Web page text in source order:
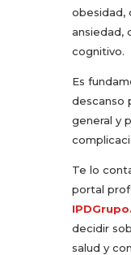
obesidad,
ansiedad,
cognitivo.
Es
descanso
general y
Te lo
portal
decidir
salud y